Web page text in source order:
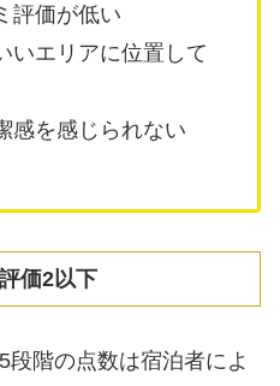
評価が低い
いエリアに位置して
感を感じられない
価2以下
階の点数は宿泊者によ